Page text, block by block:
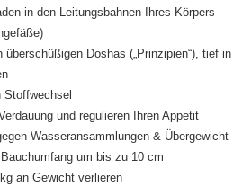
in den Leitungsbahnen Ihres Körpers
Doshas („Prinzipien“), tief in
Stoffwechsel
und regulieren Ihren Appetit
Wasseransammlungen & Übergewicht
um bis zu 10 cm
an Gewicht verlieren